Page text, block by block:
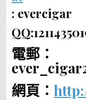
: evercigar
電郵：
網頁：